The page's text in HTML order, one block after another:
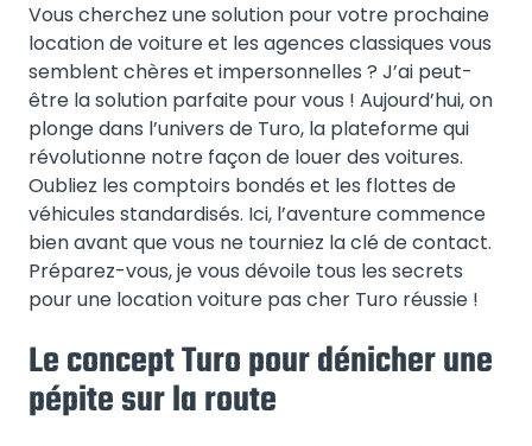
Vous cherchez une solution pour votre prochaine
location de voiture et les agences classiques vous
semblent chères et impersonnelles ? J’ai peut-
être la solution parfaite pour vous ! Aujourd’hui, on
plonge dans l’univers de Turo, la plateforme qui
révolutionne notre façon de louer des voitures.
Oubliez les comptoirs bondés et les flottes de
véhicules standardisés. Ici, l’aventure commence
bien avant que vous ne tourniez la clé de contact.
Préparez-vous, je vous dévoile tous les secrets
pour une location voiture pas cher Turo réussie !
Le concept Turo pour dénicher une
pépite sur la route